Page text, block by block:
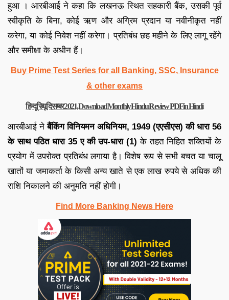
हुआ । आरबीआई ने कहा कि लखनऊ स्थित सहकारी बैंक, उसकी पूर्व
स्वीकृति के बिना, कोई ऋण और अग्रिम प्रदान या नवीनीकृत नहीं
करेगा, या कोई निवेश नहीं करेगा। प्रतिबंध छह महीने के लिए लागू रहेंगे
और समीक्षा के अधीन हैं।
Buy Prime Test Series for all Banking, SSC, Insurance
& other exams
हिन्दू रिव्यू दिसम्बर 2021, Download Monthly Hindu Review PDF in Hindi
आरबीआई नेबैंकिंग विनियमन अधिनियम, 1949 (एएसीएस) की धारा 56
के साथ पठित धारा 35 ए की उप-धारा (1) के तहत निहित शक्तियों के
प्रयोग में उपरोक्त प्रतिबंध लगाया है। विशेष रूप से सभी बचत या चालू
खातों या जमाकर्ता के किसी अन्य खाते से एक लाख रुपये से अधिक की
राशि निकालने की अनुमति नहीं होगी।
Find More Banking News Here